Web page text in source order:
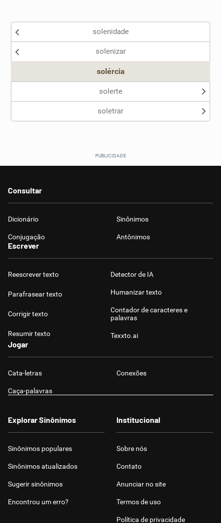
Sinônimos
Nenhum dos sinônimos apresentados me ajudou
solenidade
solenizar
solércia
solerte
soletrar
Consultar
Dicionário Sinônimos
Conjugação Antônimos
Escrever
Reescrever texto
Parafrasear texto
Corrigir texto
Resumir texto
Detector de IA
Humanizar texto
Contador de caracteres e
palavras
Texxto.ai
Jogar
Cata-letras Conexões
Caça-palavras
Explorar Sinônimos
Sinônimos populares
Sinônimos atualizados
Sugerir sinônimos
Encontrou um erro?
Institucional
Sobre nós
Contato
Anunciar no site
Termos de uso
Política de privacidade